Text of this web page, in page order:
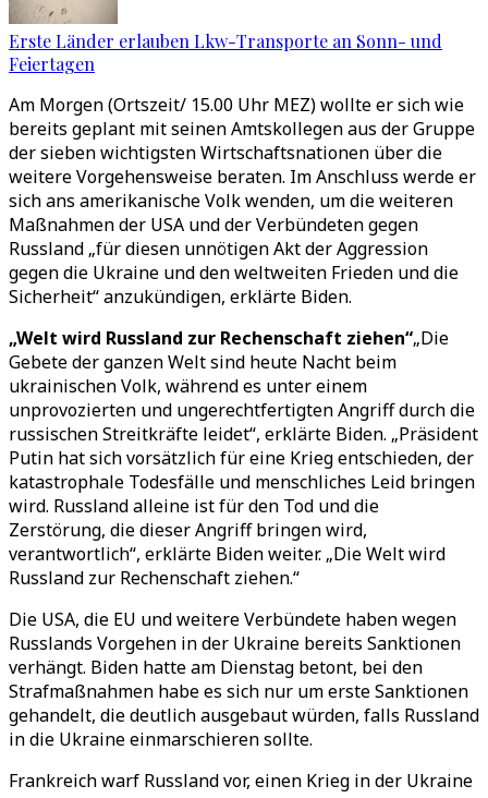
Erste Länder erlauben Lkw-Transporte an Sonn- und
Feiertagen
Am Morgen (Ortszeit/ 15.00 Uhr MEZ) wollte er sich wie
bereits geplant mit seinen Amtskollegen aus der Gruppe
der sieben wichtigsten Wirtschaftsnationen über die
weitere Vorgehensweise beraten. Im Anschluss werde er
sich ans amerikanische Volk wenden, um die weiteren
Maßnahmen der USA und der Verbündeten gegen
Russland „für diesen unnötigen Akt der Aggression
gegen die Ukraine und den weltweiten Frieden und die
Sicherheit“ anzukündigen, erklärte Biden.
„Welt wird Russland zur Rechenschaft ziehen“„Die
Gebete der ganzen Welt sind heute Nacht beim
ukrainischen Volk, während es unter einem
unprovozierten und ungerechtfertigten Angriff durch die
russischen Streitkräfte leidet“, erklärte Biden. „Präsident
Putin hat sich vorsätzlich für eine Krieg entschieden, der
katastrophale Todesfälle und menschliches Leid bringen
wird. Russland alleine ist für den Tod und die
Zerstörung, die dieser Angriff bringen wird,
verantwortlich“, erklärte Biden weiter. „Die Welt wird
Russland zur Rechenschaft ziehen.“
Die USA, die EU und weitere Verbündete haben wegen
Russlands Vorgehen in der Ukraine bereits Sanktionen
verhängt. Biden hatte am Dienstag betont, bei den
Strafmaßnahmen habe es sich nur um erste Sanktionen
gehandelt, die deutlich ausgebaut würden, falls Russland
in die Ukraine einmarschieren sollte.
Frankreich warf Russland vor, einen Krieg in der Ukraine